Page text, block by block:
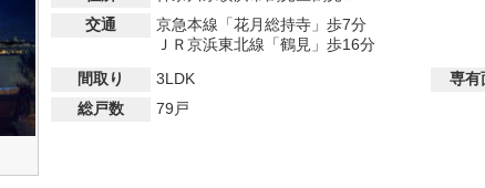
交通
京急本線「花月総持寺」歩7分
ＪＲ京浜東北線「鶴見」歩16分
間取り
3LDK 専有
総戸数 79戸